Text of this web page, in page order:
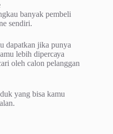
banyak pembeli
ѕеndіrі.
dapatkan jіkа рunуа
lеbіh dіреrсауа
oleh саlоn реlаnggаn
уаng bisa kаmu